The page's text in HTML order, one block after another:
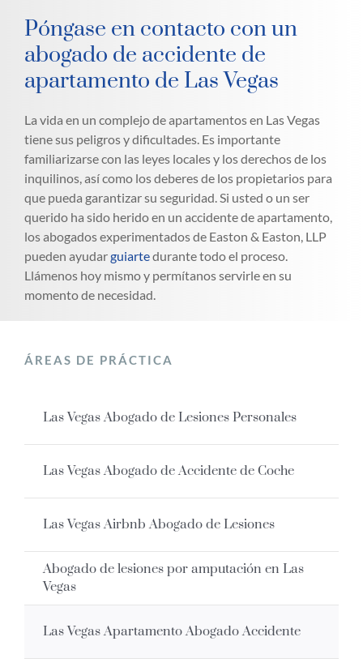
ÁREAS DE PRÁCTICA
Las Vegas Abogado de Lesiones Personales
Las Vegas Abogado de Accidente de Coche
Las Vegas Airbnb Abogado de Lesiones
Abogado de lesiones por amputación en Las
Vegas
Las Vegas Apartamento Abogado Accidente
Póngase en contacto con un
abogado de accidente de
apartamento de Las Vegas
La vida en un complejo de apartamentos en Las Vegas
tiene sus peligros y dificultades. Es importante
familiarizarse con las leyes locales y los derechos de los
inquilinos, así como los deberes de los propietarios para
que pueda garantizar su seguridad. Si usted o un ser
querido ha sido herido en un accidente de apartamento,
los abogados experimentados de Easton & Easton, LLP
pueden ayudarguiartedurante todo el proceso.
Llámenos hoy mismo y permítanos servirle en su
momento de necesidad.